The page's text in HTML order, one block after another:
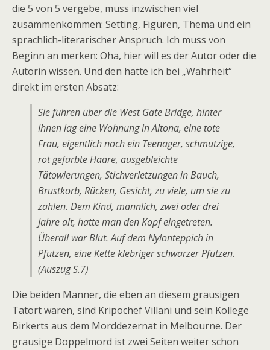
die 5 von 5 vergebe, muss inzwischen viel
zusammenkommen: Setting, Figuren, Thema und ein
sprachlich-literarischer Anspruch. Ich muss von
Beginn an merken: Oha, hier will es der Autor oder die
Autorin wissen. Und den hatte ich bei „Wahrheit“
direkt im ersten Absatz:
Sie fuhren über die West Gate Bridge, hinter
Ihnen lag eine Wohnung in Altona, eine tote
Frau, eigentlich noch ein Teenager, schmutzige,
rot gefärbte Haare, ausgebleichte
Tätowierungen, Stichverletzungen in Bauch,
Brustkorb, Rücken, Gesicht, zu viele, um sie zu
zählen. Dem Kind, männlich, zwei oder drei
Jahre alt, hatte man den Kopf eingetreten.
Überall war Blut. Auf dem Nylonteppich in
Pfützen, eine Kette klebriger schwarzer Pfützen.
(Auszug S.7)
Die beiden Männer, die eben an diesem grausigen
Tatort waren, sind Kripochef Villani und sein Kollege
Birkerts aus dem Morddezernat in Melbourne. Der
grausige Doppelmord ist zwei Seiten weiter schon